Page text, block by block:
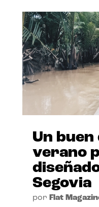
Un buen
verano
Segovia
por Flat